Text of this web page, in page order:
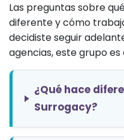
Las preguntas sobre
diferente y cómo
decidiste seguir
agencias, este grupo
¿Qué hace
Surrogacy?